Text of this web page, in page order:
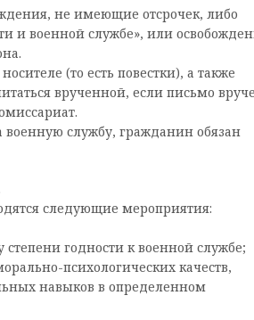
не имеющие отсрочек, либо
и военной службе», или
(то есть повестки), а также
врученной, если письмо
службу, гражданин обязан
следующие мероприятия:
годности к военной службе;
психологических качеств,
навыков в определенном